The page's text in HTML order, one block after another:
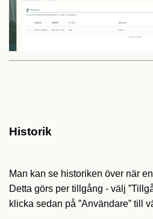
Historik
Man kan se historiken över när
Detta görs per tillgång - välj
klicka sedan på ”Användare” till